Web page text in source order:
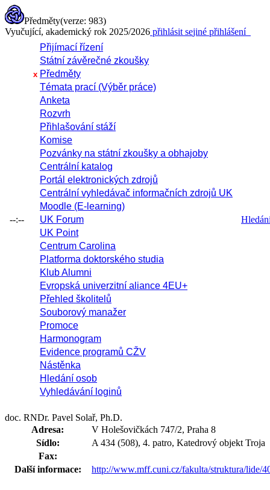
Předměty(verze: 983)
Vyučující, akademický rok 2025/2026 přihlásit sejiné přihlášení
--:--
Přijímací řízení
Státní závěrečné zkoušky
x Předměty
Témata prací (Výběr práce)
Anketa
Rozvrh
Přihlašování stáží
Komise
Pozvánky na státní zkoušky a obhajoby
Centrální katalog
Portál elektronických zdrojů
Centrální vyhledávač informačních zdrojů UK
Moodle (E-learning)
UK Forum
UK Point
Centrum Carolina
Platforma doktorského studia
Klub Alumni
Evropská univerzitní aliance 4EU+
Přehled školitelů
Souborový manažer
Promoce
Harmonogram
Evidence programů CŽV
Nástěnka
Hledání osob
Vyhledávání loginů
doc. RNDr. Pavel Solař, Ph.D.
Adresa:
V Holešovičkách 747/2, Praha 8
Sídlo:
A 434 (508), 4. patro, Katedrový objekt Troja
Fax:
Další informace:
http://www.mff.cuni.cz/fakulta/struktura/lide/